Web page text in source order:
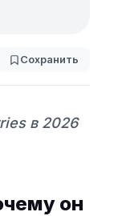
Сохранить
в 2026
он